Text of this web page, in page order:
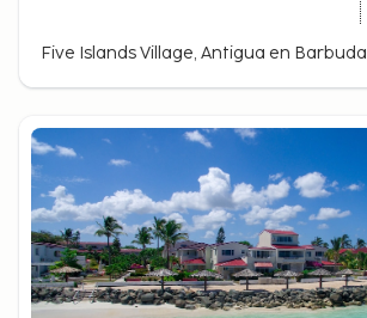
Five Islands Village, Antigua en Barbuda